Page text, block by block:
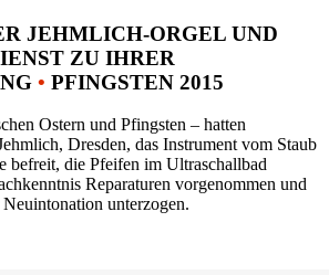
JEHMLICH-ORGEL UND
ZU IHRER
• PFINGSTEN 2015
Ostern und Pfingsten – hatten
Dresden, das Instrument vom Staub
befreit, die Pfeifen im Ultraschallbad
Reparaturen vorgenommen und
unterzogen.